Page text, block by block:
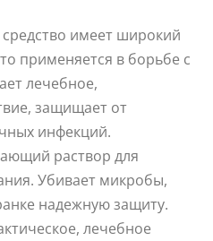
имеет широкий
применяется в борьбе с
лечебное,
защищает от
инфекций.
раствор для
Убивает микробы,
надежную защиту.
лечебное